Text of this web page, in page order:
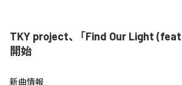
TKY project、「Find Our Light
開始
新曲情報